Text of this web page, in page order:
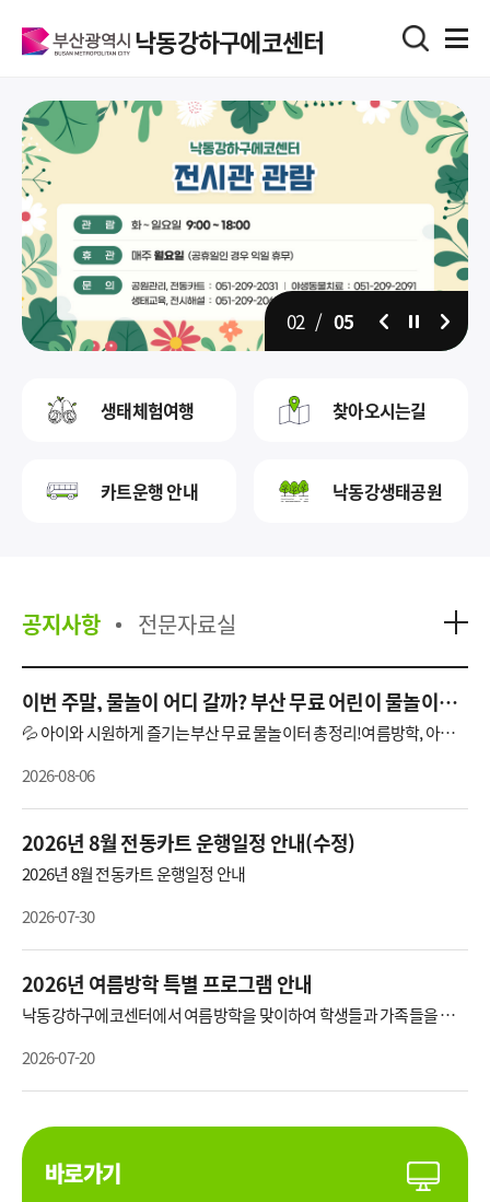
낙동강하구에코센터
02 / 05 일시정지
생태체험여행 찾아오시는길
카트운행 안내 낙동강생태공원
공지사항
이번 주말, 물놀이 어디 갈까? 부산 무료 어린이 물놀이장
11곳
💦 아이와 시원하게 즐기는부산 무료 물놀이터 총정리!여름방학, 아이
와 어디 갈지 고민이라면?멀리 워터파크까지 가지 않아도 괜찮습니다.
🙌부산 곳곳에는🌊 바닥분수🛝 워터슬라이드💦 어린이 워터파크🌳 숲
속 물놀이장🎵 음악분수까지!무료로 즐길 수 있는 물놀이 명소가 가득한
개합니다!1. 어린이대공원 키드키즈파크2. 부산시민공원 물놀이마당3.
송상현광장 바닥분수4. 민락수변공원 어린이워터파크5. 삼락생택공원
어린이 물놀이장6. 을숙도기후생태교육공원 물놀이장7. 사상근린공원
모험놀이장 바닥분수8. 다대포 굼의 낙조분수9. 송도해수욕장 바닥분수
10. 아미르공원 어린이 물놀이장11. 금정 첨벙첨벙 페스티벌📌 모두 무
니올여름 나들이 계획에 활용해 보세요!⚠️ 방문 전 꼭 확인!사전예약이
필요하거나, 기상 상황·시설 점검 등에 따라운영 일정이 변경될 수 있으
니, 출발 전 해당 시설의누리집 또는 문의처를 통해 운영 여부를 확인해
추억을 만들어 보세요!* 자세한 내용 보기 클릭
2026-08-06
2026년 8월 전동카트 운행일정 안내(수정)
2026년 8월 전동카트 운행일정 안내
2026-07-30
2026년 여름방학 특별 프로그램 안내
낙동강하구에코센터에서 여름방학을 맞이하여 학생들과 가족들을 대
상으로『2026년 여름방학 특별프로그램』을 아래와 같이 운영하오니,
관심 있는 분은 홈페이지 통합예약시스템으로 신청하여 주시기바랍니
다.󰏚 운영개요 ○ (기 간) ‘26.08.01.(토) ~ 08.30.(일) ○ (장 소) 낙동강하
등 ○ (참가방법) 홈페이지 사전예약 ○ (주요내용) 프로그램 총 27종, 48
법 (‣ 선착순) ○ 기 간 : 각프로그램별 신청기간 상이(프로그램 시작 약 2
주~10일 전 예약가능) ○ 방 법 : 홈페이지 통합예약사이트 예약(https://
reserve.busan.go.kr/exprn/list?srchResveInsttCd=3) 기타문의사
항: 051-209-2051
2026-07-20
전문자료실
바로가기